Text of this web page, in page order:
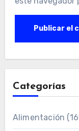
Categorías
Alimentación